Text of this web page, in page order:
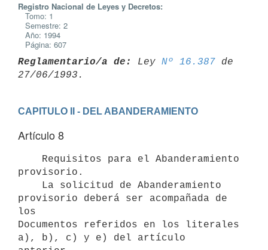
Registro Nacional de Leyes y Decretos:
Tomo: 1
Semestre: 2
Año: 1994
Página: 607
Reglamentario/a de: Ley Nº 16.387 de
CAPITULO II - DEL ABANDERAMIENTO
Artículo 8
provisorio.
provisorio deberá ser acompañada de
los
Documentos referidos en los literales
a), b), c) y e) del artículo